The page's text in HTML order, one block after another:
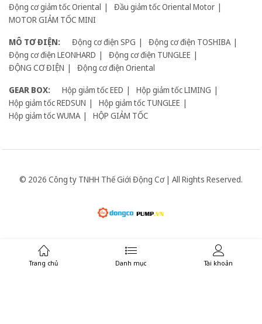
Động cơ giảm tốc Oriental
Đầu giảm tốc Oriental Motor
MOTOR GIẢM TỐC MINI
MÔ TƠ ĐIỆN:
Động cơ điện SPG
Động cơ điện TOSHIBA
Động cơ điện LEONHARD
Động cơ điện TUNGLEE
ĐỘNG CƠ ĐIỆN
Động cơ điện Oriental
GEAR BOX:
Hộp giảm tốc EED
Hộp giảm tốc LIMING
Hộp giảm tốc REDSUN
Hộp giảm tốc TUNGLEE
Hộp giảm tốc WUMA
HỘP GIẢM TỐC
© 2026 Công ty TNHH Thế Giới Động Cơ | All Rights Reserved.
Giữ liên lạc:
Trang chủ Danh mục Tài khoản